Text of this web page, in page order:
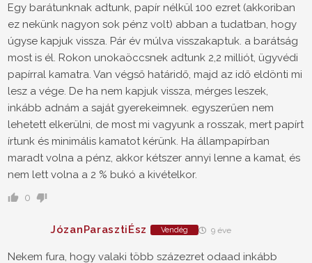
Egy barátunknak adtunk, papír nélkül 100 ezret (akkoriban
ez nekünk nagyon sok pénz volt) abban a tudatban, hogy
úgyse kapjuk vissza. Pár év múlva visszakaptuk. a barátság
most is él. Rokon unokaöccsnek adtunk 2,2 milliót, ügyvédi
papírral kamatra. Van végső határidő, majd az idő eldönti mi
lesz a vége. De ha nem kapjuk vissza, mérges leszek,
inkább adnám a saját gyerekeimnek. egyszerűen nem
lehetett elkerülni, de most mi vagyunk a rosszak, mert papírt
írtunk és minimális kamatot kérünk. Ha állampapírban
maradt volna a pénz, akkor kétszer annyi lenne a kamat, és
nem lett volna a 2 % bukó a kivételkor.
0
JózanParasztiÉsz Vendég 9 éve
Nekem fura, hogy valaki több százezret odaad inkább